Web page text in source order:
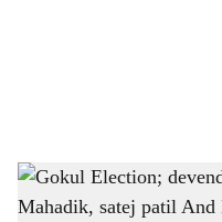
h
Gokul Election; devendra fadnavis,
-sarkarnama